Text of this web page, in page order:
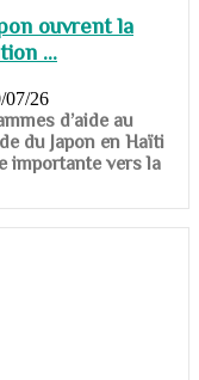
ouvrent la
...
07/26
d’aide au
du Japon en Haïti
importante vers la